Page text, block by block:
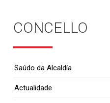
CONCELLO
Saúdo da Alcaldía
Actualidade